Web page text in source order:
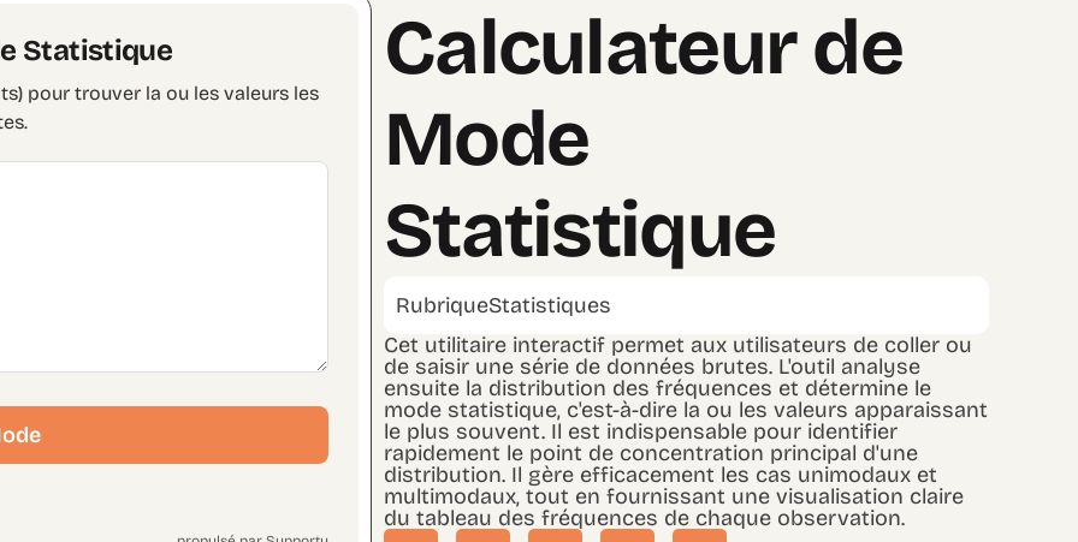
Statistique
pour trouver la ou les valeurs les
Calculateur de
Mode
Statistique
RubriqueStatistiques
Cet utilitaire interactif permet aux utilisateurs de coller ou
de saisir une série de données brutes. L'outil analyse
ensuite la distribution des fréquences et détermine le
mode statistique, c'est-à-dire la ou les valeurs apparaissant
le plus souvent. Il est indispensable pour identifier
rapidement le point de concentration principal d'une
distribution. Il gère efficacement les cas unimodaux et
multimodaux, tout en fournissant une visualisation claire
du tableau des fréquences de chaque observation.